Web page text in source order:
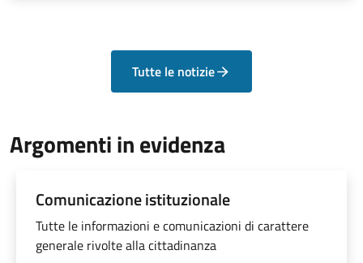
Tutte le notizie
Argomenti in evidenza
Comunicazione istituzionale
Tutte le informazioni e comunicazioni di carattere
generale rivolte alla cittadinanza